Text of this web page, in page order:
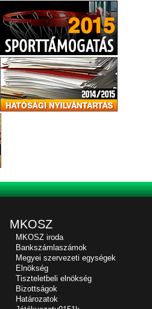
MKOSZ
MKOSZ iroda
Bankszámlaszámok
Megyei szervezeti egységek
Elnökség
Tiszteletbeli elnökség
Bizottságok
Határozatok